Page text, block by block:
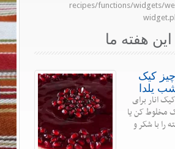
recipes/functions/widgets/
این هفته ما
کیک
یلدا
انار برای
مخلوط کن یا
را با شکر و